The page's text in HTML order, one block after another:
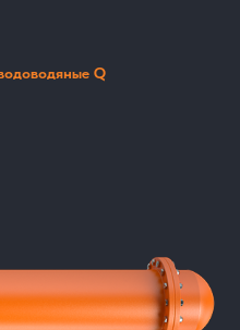
Q